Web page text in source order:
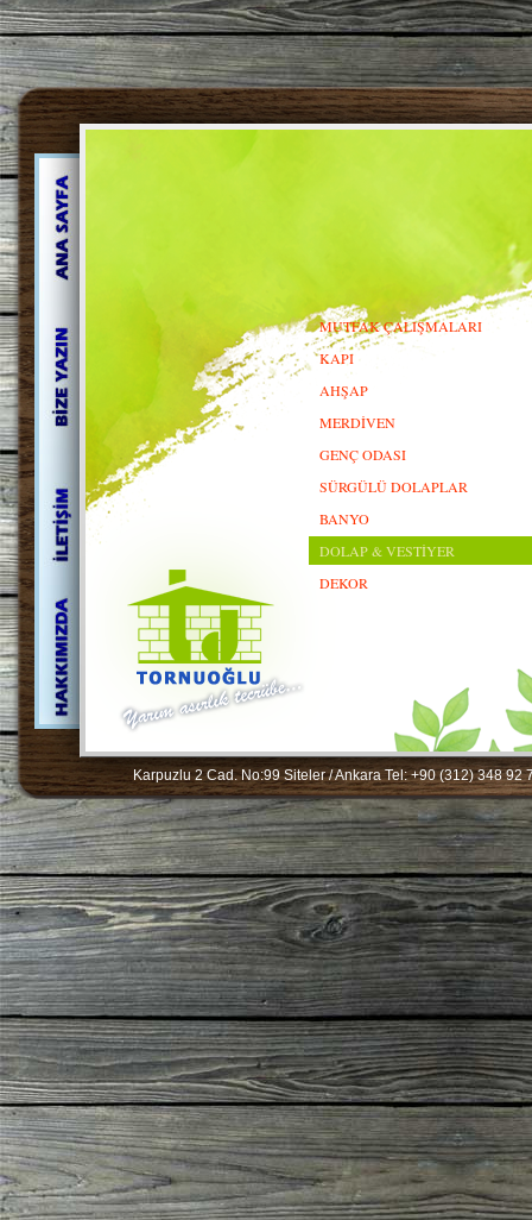
MUTFAK ÇALIŞMALARI
KAPI
AHŞAP
MERDİVEN
GENÇ ODASI
SÜRGÜLÜ DOLAPLAR
BANYO
DOLAP & VESTİYER
DEKOR
Karpuzlu 2 Cad. No:99 Siteler / Ankara Tel: +90 (312) 348 92